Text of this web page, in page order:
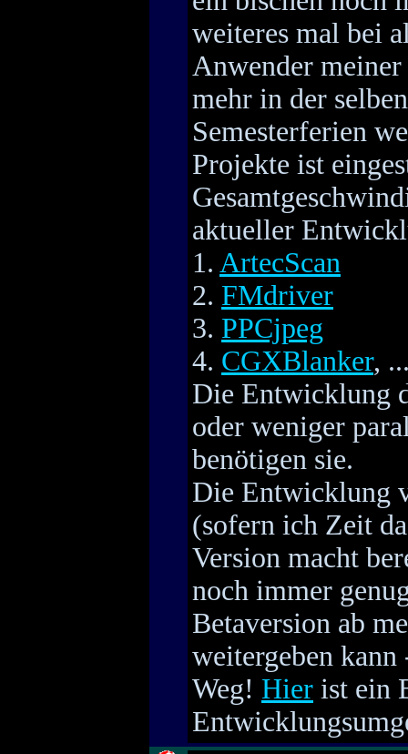
weiteres mal bei
Anwender
mehr in der
Semesterferien
Projekte ist
aktueller
1. ArtecScan
2. FMdriver
3. PPCjpeg
4. CGXBlanker,
Die Entwicklung
oder weniger
benötigen sie.
Die Entwicklung
(sofern ich Zeit
Version macht
noch immer
Betaversion ab
weitergeben
Weg! Hier ist ein